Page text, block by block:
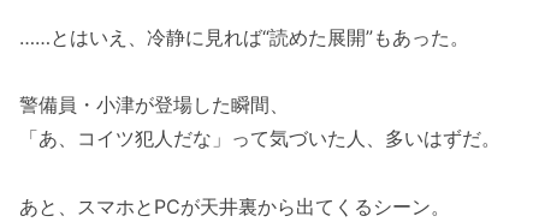
……とはいえ、冷静に見れば“読めた展開”もあった。
警備員・小津が登場した瞬間、
「あ、コイツ犯人だな」って気づいた人、多いはずだ。
あと、スマホとPCが天井裏から出てくるシーン。